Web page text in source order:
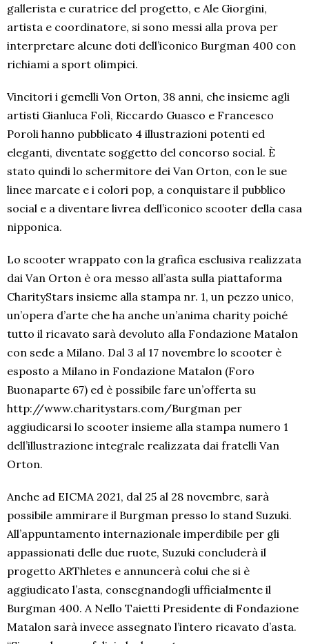
gallerista e curatrice del progetto, e Ale Giorgini,
artista e coordinatore, si sono messi alla prova per
interpretare alcune doti dell’iconico Burgman 400 con
richiami a sport olimpici.
Vincitori i gemelli Von Orton, 38 anni, che insieme agli
artisti Gianluca Folì, Riccardo Guasco e Francesco
Poroli hanno pubblicato 4 illustrazioni potenti ed
eleganti, diventate soggetto del concorso social. È
stato quindi lo schermitore dei Van Orton, con le sue
linee marcate e i colori pop, a conquistare il pubblico
social e a diventare livrea dell’iconico scooter della casa
nipponica.
Lo scooter wrappato con la grafica esclusiva realizzata
dai Van Orton è ora messo all’asta sulla piattaforma
CharityStars insieme alla stampa nr. 1, un pezzo unico,
un’opera d’arte che ha anche un’anima charity poiché
tutto il ricavato sarà devoluto alla Fondazione Matalon
con sede a Milano. Dal 3 al 17 novembre lo scooter è
esposto a Milano in Fondazione Matalon (Foro
Buonaparte 67) ed è possibile fare un’offerta su
http://www.charitystars.com/Burgman per
aggiudicarsi lo scooter insieme alla stampa numero 1
dell’illustrazione integrale realizzata dai fratelli Van
Orton.
Anche ad EICMA 2021, dal 25 al 28 novembre, sarà
possibile ammirare il Burgman presso lo stand Suzuki.
All’appuntamento internazionale imperdibile per gli
appassionati delle due ruote, Suzuki concluderà il
progetto ARThletes e annuncerà colui che si è
aggiudicato l’asta, consegnandogli ufficialmente il
Burgman 400. A Nello Taietti Presidente di Fondazione
Matalon sarà invece assegnato l’intero ricavato d’asta.